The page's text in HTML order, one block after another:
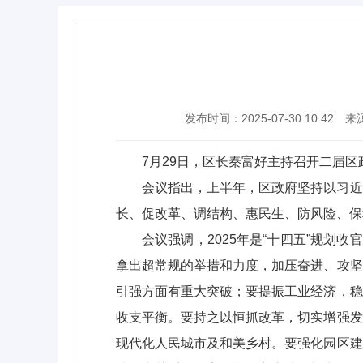
发布时间：2025-07-30 10:42 来
7月29日，区长秦富好主持召开二届
会议指出，上半年，区政府坚持以习
长、促改革、调结构、惠民生、防风险、
会议强调，2025年是“十四五”规划收
拿出超常规的举措和力度，加压奋进、攻
引强方面有重大突破；要提振工业经济，
收支平衡。要持之以恒抓改革，切实增强
现代化人民城市及和美乡村。要强化园区